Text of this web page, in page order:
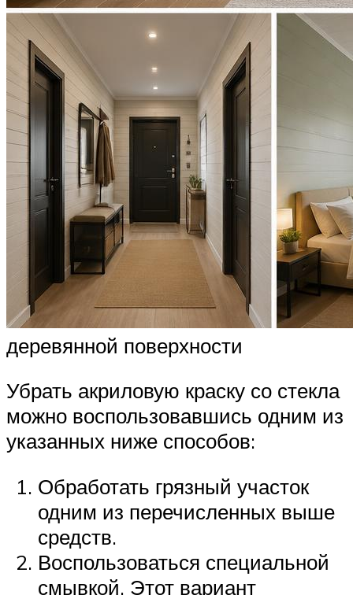
деревянной поверхности
Убрать акриловую краску со стекла
можно воспользовавшись одним из
указанных ниже способов:
Обработать грязный участок
одним из перечисленных выше
средств.
Воспользоваться специальной
смывкой. Этот вариант